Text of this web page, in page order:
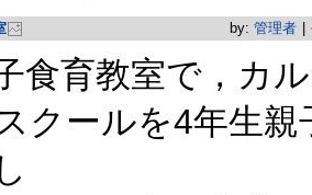
by: 管理者
食育教室で，カ
クールを4年生親